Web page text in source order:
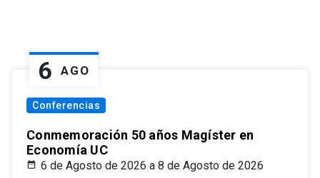
6 AGO
Conferencias
Conmemoración 50 años Magíster en
Economía UC
6 de Agosto de 2026 a 8 de Agosto de 2026